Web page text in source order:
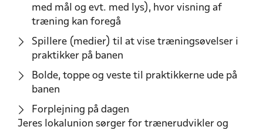
med mål og evt. med lys), hvor visning af
træning kan foregå
Spillere (medier) til at vise træningsøvelser i
praktikker på banen
Bolde, toppe og veste til praktikkerne ude på
banen
Forplejning på dagen
Jeres lokalunion sørger for trænerudvikler og